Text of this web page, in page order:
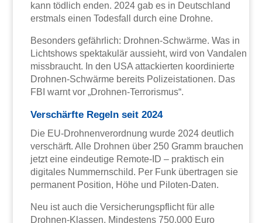
kann tödlich enden. 2024 gab es in Deutschland
erstmals einen Todesfall durch eine Drohne.
Besonders gefährlich: Drohnen-Schwärme. Was in
Lichtshows spektakulär aussieht, wird von Vandalen
missbraucht. In den USA attackierten koordinierte
Drohnen-Schwärme bereits Polizeistationen. Das
FBI warnt vor „Drohnen-Terrorismus“.
Verschärfte Regeln seit 2024
Die EU-Drohnenverordnung wurde 2024 deutlich
verschärft. Alle Drohnen über 250 Gramm brauchen
jetzt eine eindeutige Remote-ID – praktisch ein
digitales Nummernschild. Per Funk übertragen sie
permanent Position, Höhe und Piloten-Daten.
Neu ist auch die Versicherungspflicht für alle
Drohnen-Klassen. Mindestens 750.000 Euro